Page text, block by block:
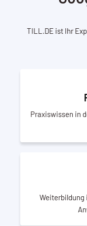
TILL.DE ist Ihr
Praxiswissen in
Weiterbildung